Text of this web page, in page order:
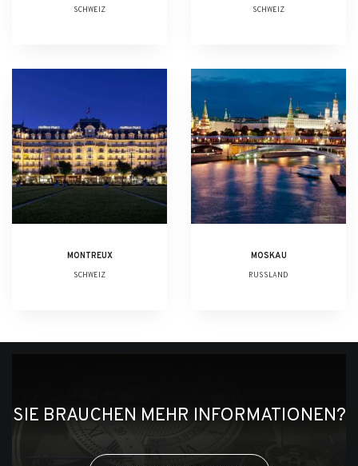
SCHWEIZ SCHWEIZ
MONTREUX
SCHWEIZ
MOSKAU
RUSSLAND
SIE BRAUCHEN MEHR INFORMATIONEN?